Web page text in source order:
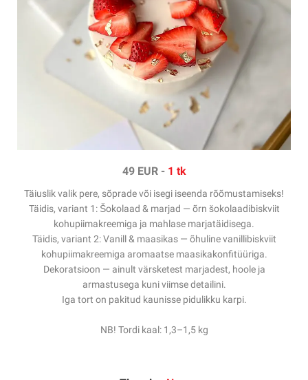
49 EUR- 1 tk
Täiuslik valik pere, sõprade või isegi iseenda rõõmustamiseks!
Täidis, variant 1: Šokolaad & marjad — õrn šokolaadibiskviit
kohupiimakreemiga ja mahlase marjatäidisega.
Täidis, variant 2: Vanill & maasikas — õhuline vanillibiskviit
kohupiimakreemiga aromaatse maasikakonfitüüriga.
Dekoratsioon — ainult värsketest marjadest, hoole ja
armastusega kuni viimse detailini.
Iga tort on pakitud kaunisse pidulikku karpi.
NB! Tordi kaal: 1,3–1,5 kg